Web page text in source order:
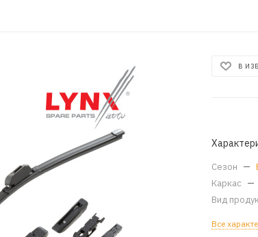
В
Сезон —
Каркас —
Вид
Все